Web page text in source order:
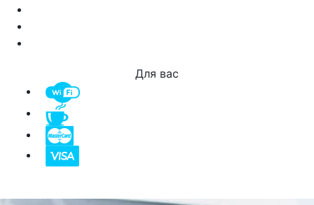
Для вас